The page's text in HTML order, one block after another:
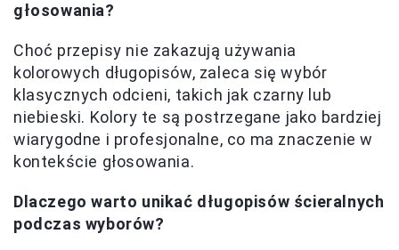
głosowania?
Choć przepisy nie zakazują używania
kolorowych długopisów, zaleca się wybór
klasycznych odcieni, takich jak czarny lub
niebieski. Kolory te są postrzegane jako bardziej
wiarygodne i profesjonalne, co ma znaczenie w
kontekście głosowania.
Dlaczego warto unikać długopisów ścieralnych
podczas wyborów?